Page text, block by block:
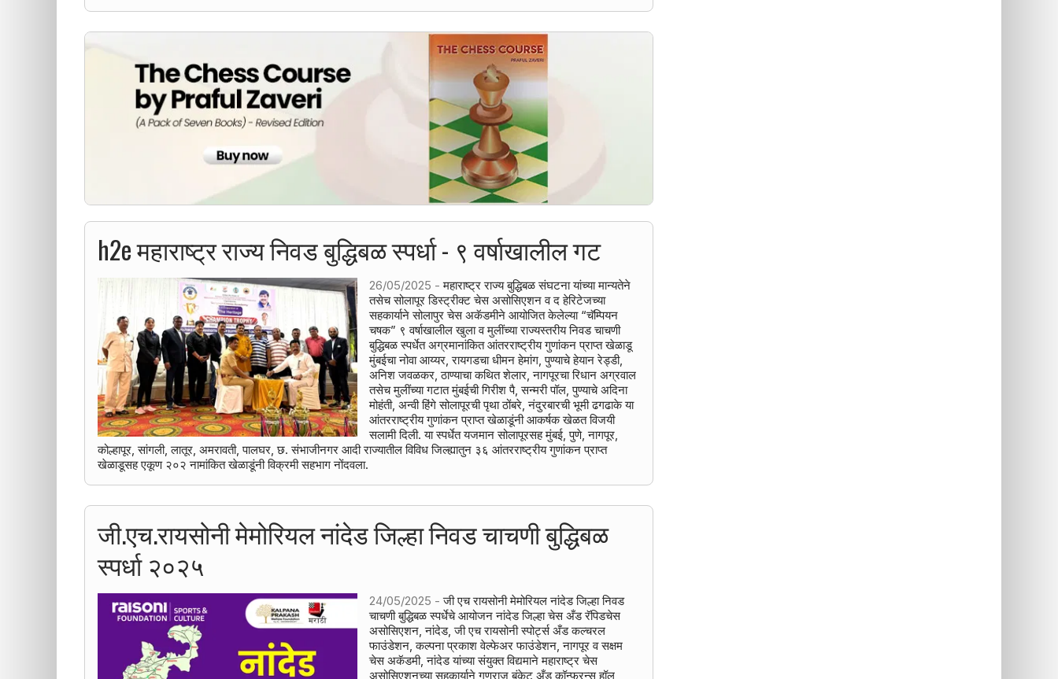
h2e महाराष्ट्र राज्य निवड बुद्धिबळ स्पर्धा - ९ वर्षाखालील गट
26/05/2025 - महाराष्ट्र राज्य बुद्धिबळ संघटना यांच्या मान्यतेने
तसेच सोलापूर डिस्ट्रीक्ट चेस असोसिएशन व द हेरिटेजच्या
सहकार्याने सोलापुर चेस अकॅडमीने आयोजित केलेल्या “चॅम्पियन
चषक” ९ वर्षाखालील खुला व मुलींच्या राज्यस्तरीय निवड चाचणी
बुद्धिबळ स्पर्धेत अग्रमानांकित आंतरराष्ट्रीय गुणांकन प्राप्त खेळाडू
मुंबईचा नोवा आय्यर, रायगडचा धीमन हेमांग, पुण्याचे हेयान रेड्डी,
अनिश जवळकर, ठाण्याचा कथित शेलार, नागपूरचा रिधान अग्रवाल
तसेच मुलींच्या गटात मुंबईची गिरीश पै, सन्मरी पॉल, पुण्याचे अदिना
मोहंती, अन्वी हिंगे सोलापूरची पृथा ठोंबरे, नंदुरबारची भूमी ढगढाके या
आंतरराष्ट्रीय गुणांकन प्राप्त खेळाडूंनी आकर्षक खेळत विजयी
सलामी दिली. या स्पर्धेत यजमान सोलापूरसह मुंबई, पुणे, नागपूर,
कोल्हापूर, सांगली, लातूर, अमरावती, पालघर, छ. संभाजीनगर आदी राज्यातील विविध जिल्ह्यातुन ३६ आंतरराष्ट्रीय गुणांकन प्राप्त
खेळाडूसह एकूण २०२ नामांकित खेळाडूंनी विक्रमी सहभाग नोंदवला.
जी.एच.रायसोनी मेमोरियल नांदेड जिल्हा निवड चाचणी बुद्धिबळ
स्पर्धा २०२५
24/05/2025 - जी एच रायसोनी मेमोरियल नांदेड जिल्हा निवड
चाचणी बुद्धिबळ स्पर्धेचे आयोजन नांदेड जिल्हा चेस अँड रॅपिडचेस
असोसिएशन, नांदेड, जी एच रायसोनी स्पोर्ट्स अँड कल्चरल
फाउंडेशन, कल्पना प्रकाश वेल्फेअर फाउंडेशन, नागपूर व सक्षम
चेस अकॅडमी, नांदेड यांच्या संयुक्त विद्यमाने महाराष्ट्र चेस
असोसिएशनच्या सहकार्याने गणराज बंकेट अँड कॉन्फरन्स हॉल